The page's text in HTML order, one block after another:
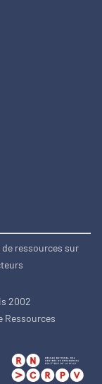
ressources sur
2002
Ressources